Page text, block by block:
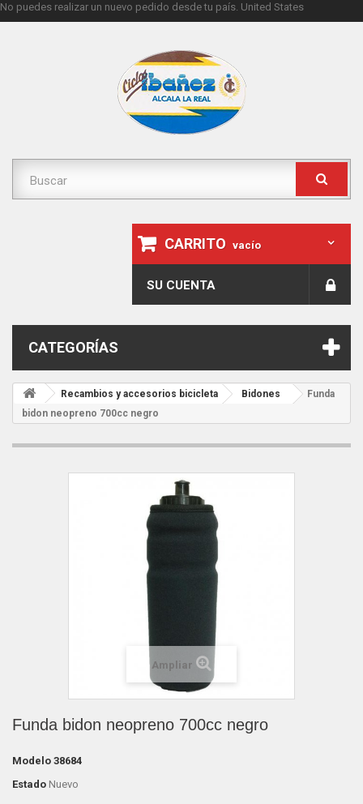
No puedes realizar un nuevo pedido desde tu país. United States
CARRITO vacío
SU CUENTA
CATEGORÍAS
Recambios y accesorios bicicleta Bidones
Funda
bidon neopreno 700cc negro
Ampliar
Funda bidon neopreno 700cc negro
Modelo 38684
Estado Nuevo